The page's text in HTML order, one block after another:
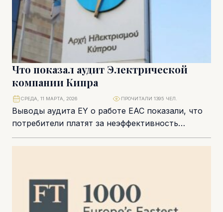
Что показал аудит Электрической
компании Кипра
Выводы аудита EY о работе ЕАС показали, что
потребители платят за неэффективность
управления. Почему домохозяйства и
предприятия несут миллионные расходы,...
СРЕДА, 11 МАРТА, 2026 ПРОЧИТАЛИ 1395 ЧЕЛ.